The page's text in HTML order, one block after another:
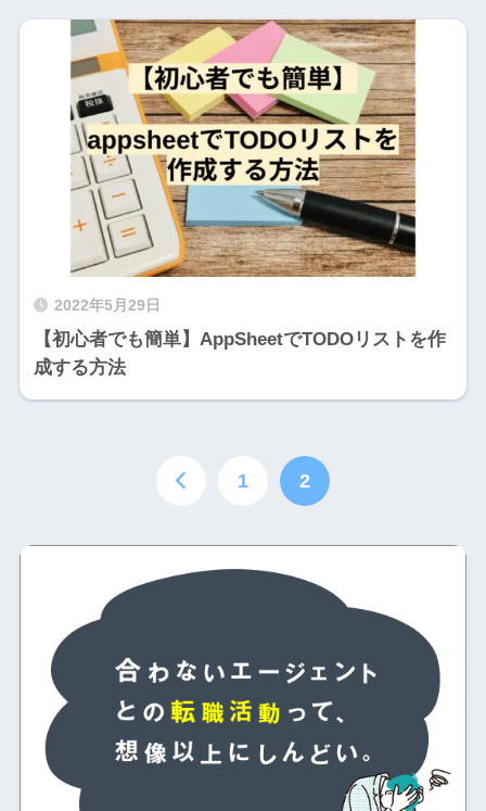
2022年5月29日
【初心者でも簡単】AppSheetでTODOリストを作
成する方法
1 2